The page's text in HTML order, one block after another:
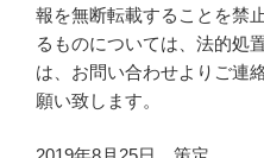
報を無断転載することを禁
るものについては、法的処
は、お問い合わせよりご連
願い致します。